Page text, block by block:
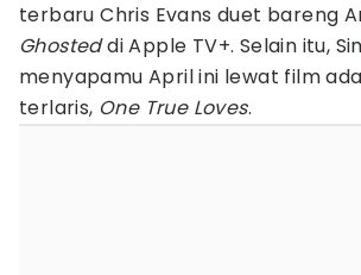
terbaru Chris Evans duet bareng
Ghosteddi Apple TV+. Selain itu,
menyapamu April ini lewat film
terlaris, One True Loves.